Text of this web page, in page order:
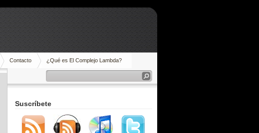
Contacto ¿Qué es El Complejo Lambda?
Suscríbete